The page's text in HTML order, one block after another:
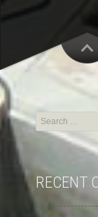
Search for:
RECENT